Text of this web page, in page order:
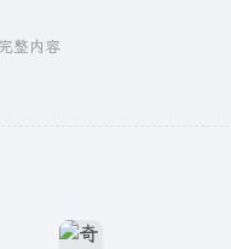
整内容